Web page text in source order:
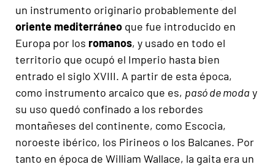
un instrumento originario probablemente del
oriente mediterráneo que fue introducido en
Europa por los romanos, y usado en todo el
territorio que ocupó el Imperio hasta bien
entrado el siglo XVIII. A partir de esta época,
como instrumento arcaico que es, pasó de moda y
su uso quedó confinado a los rebordes
montañeses del continente, como Escocia,
noroeste ibérico, los Pirineos o los Balcanes. Por
tanto en época de William Wallace, la gaita era un